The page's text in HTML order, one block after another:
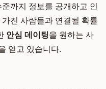
까지 정보를 공개하고 인
진 사람들과 연결될 확률
안심 데이팅을 원하는 사
얻고 있습니다.